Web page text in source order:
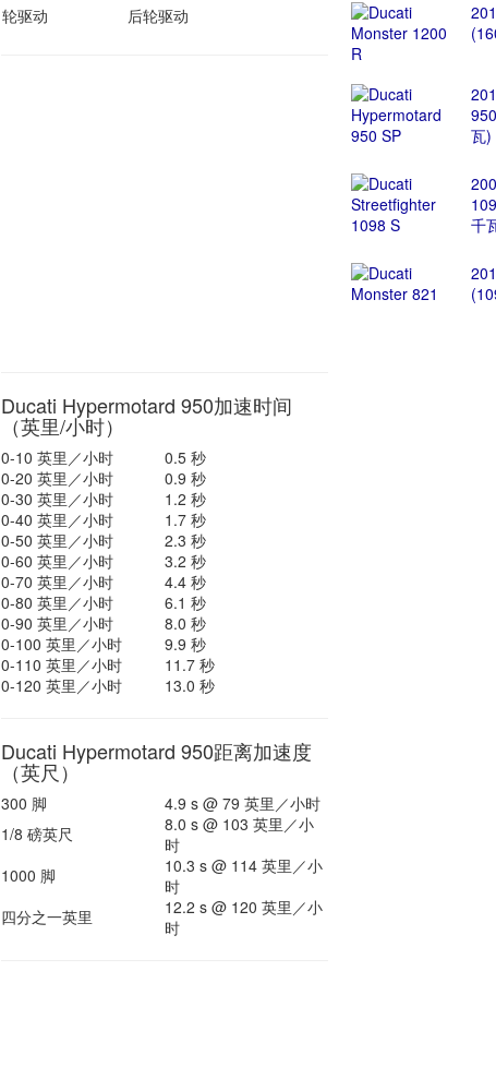
轮驱动
后轮驱动
Ducati Hypermotard 950加速时间
（英里/小时）
0-10 英里／小时
0.5 秒
0-20 英里／小时
0.9 秒
0-30 英里／小时
1.2 秒
0-40 英里／小时
1.7 秒
0-50 英里／小时
2.3 秒
0-60 英里／小时
3.2 秒
0-70 英里／小时
4.4 秒
0-80 英里／小时
6.1 秒
0-90 英里／小时
8.0 秒
0-100 英里／小时
9.9 秒
0-110 英里／小时
11.7 秒
0-120 英里／小时
13.0 秒
Ducati Hypermotard 950距离加速度
（英尺）
300 脚
4.9 s @ 79 英里／小时
1/8 磅英尺
8.0 s @ 103 英里／小
时
1000 脚
10.3 s @ 114 英里／小
时
四分之一英里
12.2 s @ 120 英里／小
时
瓦)
千